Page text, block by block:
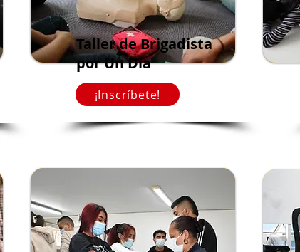
Taller de Brigadista
por Un Día
¡Inscríbete!